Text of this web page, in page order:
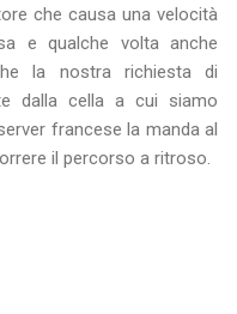
che causa una velocità
e qualche volta anche
la nostra richiesta di
dalla cella a cui siamo
francese la manda al
il percorso a ritroso.